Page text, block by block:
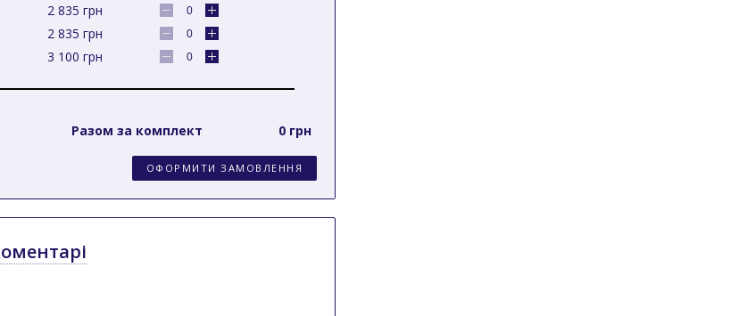
2 835 грн
2 835 грн
3 100 грн
Разом за комплект 0 грн
ОФОРМИТИ ЗАМОВЛЕННЯ